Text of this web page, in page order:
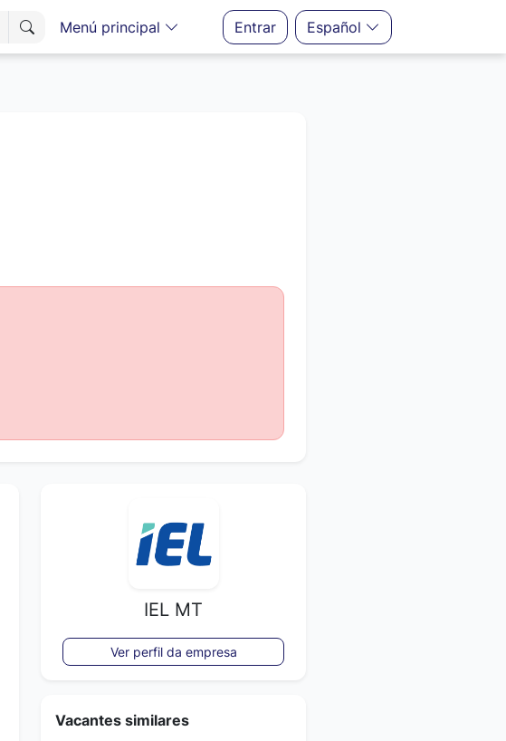
Menú principal Entrar Español
IEL MT
Ver perfil da empresa
Vacantes similares